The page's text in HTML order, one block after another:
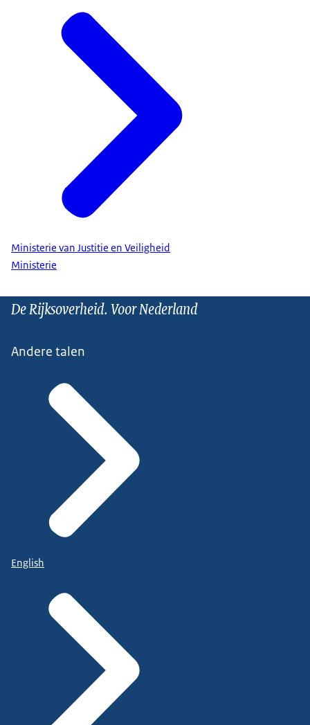
Ministerie van Justitie en Veiligheid
Ministerie
De Rijksoverheid. Voor Nederland
Andere talen
English